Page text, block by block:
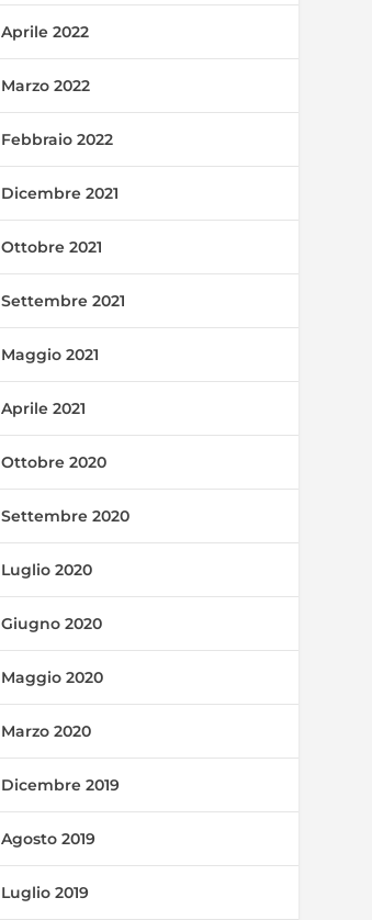
Aprile 2022
Marzo 2022
Febbraio 2022
Dicembre 2021
Ottobre 2021
Settembre 2021
Maggio 2021
Aprile 2021
Ottobre 2020
Settembre 2020
Luglio 2020
Giugno 2020
Maggio 2020
Marzo 2020
Dicembre 2019
Agosto 2019
Luglio 2019